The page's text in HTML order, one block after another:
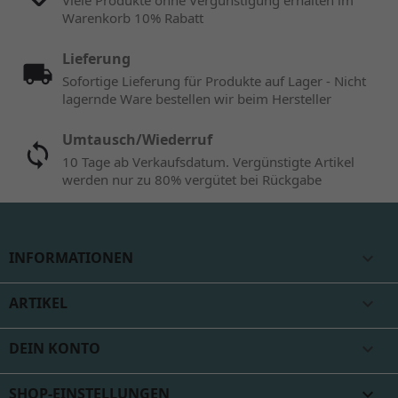
Warenkorb 10% Rabatt
Lieferung
Sofortige Lieferung für Produkte auf Lager - Nicht
lagernde Ware bestellen wir beim Hersteller
Umtausch/Wiederruf
10 Tage ab Verkaufsdatum. Vergünstigte Artikel
werden nur zu 80% vergütet bei Rückgabe
INFORMATIONEN
ARTIKEL
DEIN KONTO
SHOP-EINSTELLUNGEN